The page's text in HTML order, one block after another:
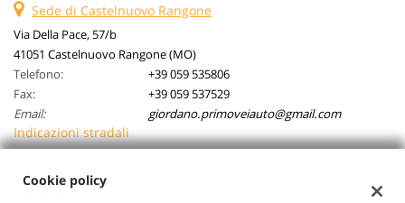
Sede di Castelnuovo Rangone
Via Della Pace, 57/b
41051 Castelnuovo Rangone (MO)
Telefono:
+39 059 535806
Fax:
+39 059 537529
Email:
giordano.primoveiauto@gmail.com
Indicazioni stradali
Cookie policy